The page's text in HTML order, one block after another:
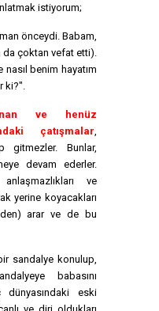
istiyorum;
önceydi. Babam,
da çoktan vefat etti).
benim hayatım
ki?".
ve henüz
çatışmalar
gitmezler. Bunlar,
devam ederler.
ve
yerine koyacakları
arar ve de bu
sandalye konulup,
babasını
dünyasındaki eski